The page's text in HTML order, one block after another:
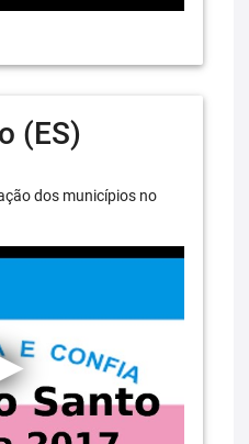
(ES)
dos municípios no